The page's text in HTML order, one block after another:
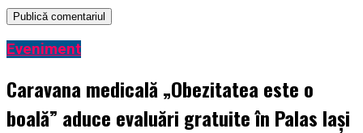
Eveniment
Caravana medicală „Obezitatea este o
boală” aduce evaluări gratuite în Palas Iași